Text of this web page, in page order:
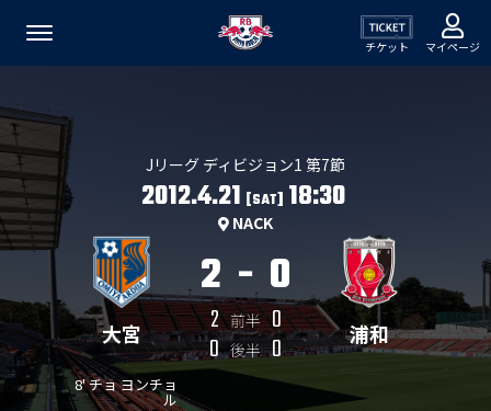
チケット マイページ
Jリーグ ディビジョン1 第7節
2012.4.21 [SAT]18:30
NACK
大宮
8' チョ ヨンチョ
ル
2 - 0
2 前半 0
0 後半 0 浦和